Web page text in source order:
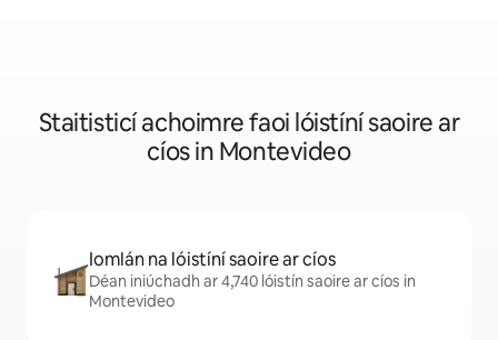
Staitisticí achoimre faoi lóistíní saoire ar
cíos in Montevideo
Iomlán na lóistíní saoire ar cíos
Déan iniúchadh ar 4,740 lóistín saoire ar cíos in
Montevideo